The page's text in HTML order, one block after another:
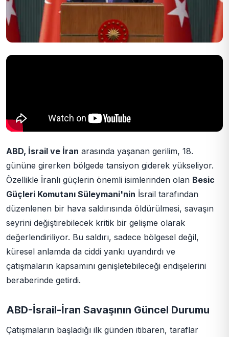
ABD, İsrail ve İran arasında yaşanan gerilim, 18.
gününe girerken bölgede tansiyon giderek yükseliyor.
Özellikle İranlı güçlerin önemli isimlerinden olan Besic
Güçleri Komutanı Süleymani'nin İsrail tarafından
düzenlenen bir hava saldırısında öldürülmesi, savaşın
seyrini değiştirebilecek kritik bir gelişme olarak
değerlendiriliyor. Bu saldırı, sadece bölgesel değil,
küresel anlamda da ciddi yankı uyandırdı ve
çatışmaların kapsamını genişletebileceği endişelerini
beraberinde getirdi.
ABD-İsrail-İran Savaşının Güncel Durumu
Çatışmaların başladığı ilk günden itibaren, taraflar